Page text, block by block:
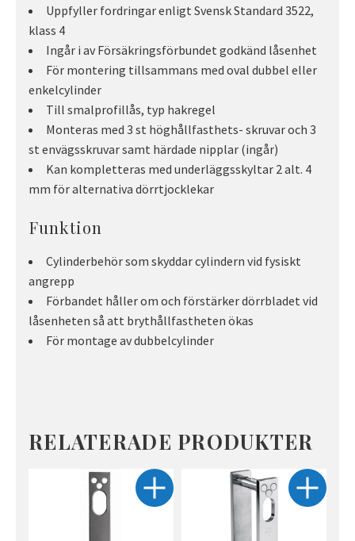
Uppfyller fordringar enligt Svensk Standard 3522,
klass 4
Ingår i av Försäkringsförbundet godkänd låsenhet
För montering tillsammans med oval dubbel eller
enkelcylinder
Till smalprofillås, typ hakregel
Monteras med 3 st höghållfasthets- skruvar och 3
st envägsskruvar samt härdade nipplar (ingår)
Kan kompletteras med underläggsskyltar 2 alt. 4
mm för alternativa dörrtjocklekar
Funktion
Cylinderbehör som skyddar cylindern vid fysiskt
angrepp
Förbandet håller om och förstärker dörrbladet vid
låsenheten så att brythållfastheten ökas
För montage av dubbelcylinder
RELATERADE PRODUKTER